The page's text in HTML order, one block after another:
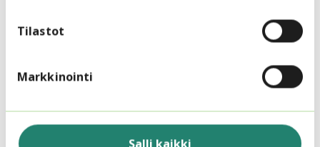
Tilastot
Markkinointi
Salli kaikki